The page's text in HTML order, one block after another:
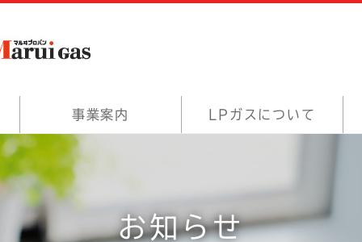
事業案内 LPガスについて
お知らせ